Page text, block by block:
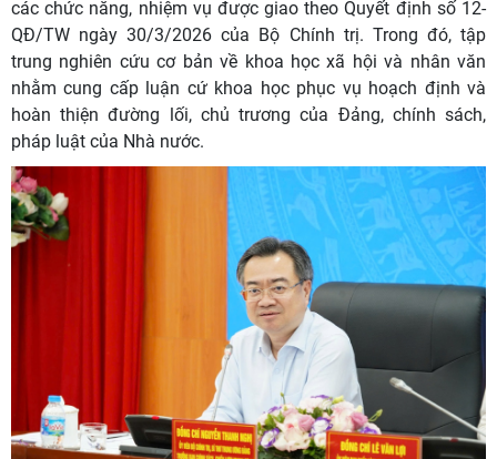
các chức năng, nhiệm vụ được giao theo Quyết định số 12-
QĐ/TW ngày 30/3/2026 của Bộ Chính trị. Trong đó, tập
trung nghiên cứu cơ bản về khoa học xã hội và nhân văn
nhằm cung cấp luận cứ khoa học phục vụ hoạch định và
hoàn thiện đường lối, chủ trương của Đảng, chính sách,
pháp luật của Nhà nước.